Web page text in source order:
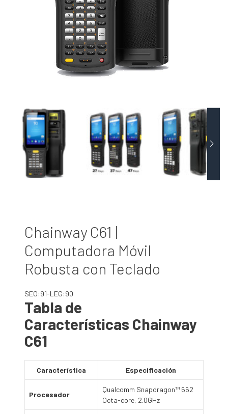
Chainway C61 |
Computadora Móvil
Robusta con Teclado
SEO:91-LEG:90
Tabla de
Características Chainway
C61
Característica Especificación
Procesador
Qualcomm Snapdragon™ 662
Octa-core, 2.0GHz